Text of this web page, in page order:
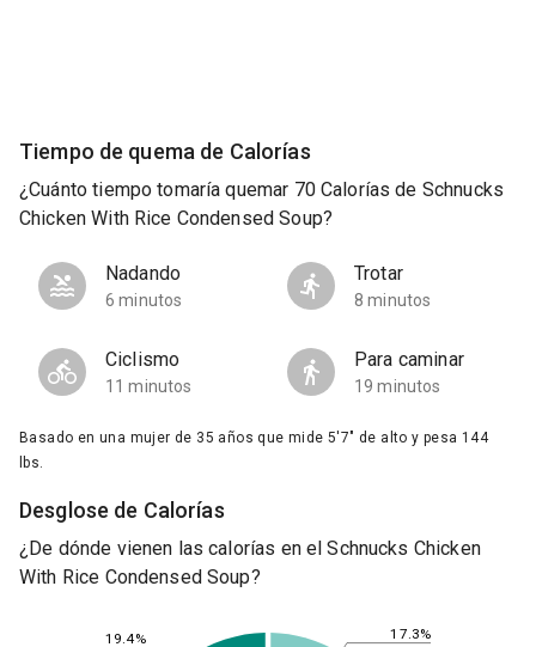
Tiempo de quema de Calorías
¿Cuánto tiempo tomaría quemar 70 Calorías de Schnucks
Chicken With Rice Condensed Soup?
Nadando
6 minutos
Trotar
8 minutos
Ciclismo
11 minutos
Para caminar
19 minutos
Basado en una mujer de 35 años que mide 5'7" de alto y pesa 144
lbs.
Desglose de Calorías
¿De dónde vienen las calorías en el Schnucks Chicken
With Rice Condensed Soup?
17.3%
19.4%